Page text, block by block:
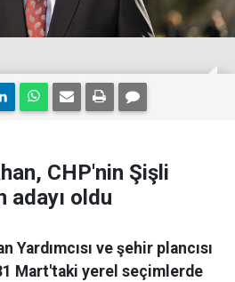
CHP'nin Şişli
adayı oldu
Yardımcısı ve şehir plancısı
Mart'taki yerel seçimlerde